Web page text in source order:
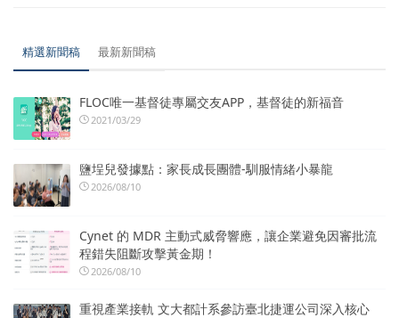
精選新聞稿 最新新聞稿
FLOC唯一基督徒專屬交友APP，基督徒的新福音
2021/03/29
鹽埕兒發據點：家長成長團體-馴服情緒小暴龍
2026/08/10
Cynet 的 MDR 主動式威脅響應，讓企業避免因審批流
程錯失阻斷攻擊黃金期！
2026/08/10
重視產業接軌 文大都計系參訪臺北捷運公司深入核心